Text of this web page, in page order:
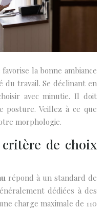
la bonne ambiance
travail. Se déclinant en
avec minutie. Il doit
posture. Veillez à ce que
morphologie.
de choix
répond à un standard de
dédiées à des
charge maximale de 110